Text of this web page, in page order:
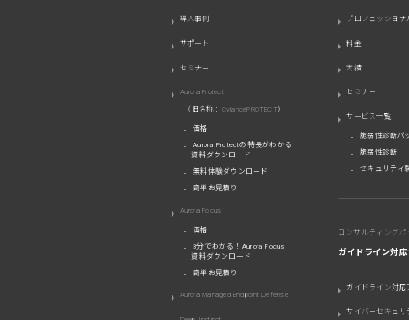
導入事例
サポート
セミナー
Aurora Protect
（旧名称：CylancePROTECT）
価格
Aurora Protectの特長がわかる
資料ダウンロード
無料体験ダウンロード
簡単お見積り
Aurora Focus
価格
3分でわかる！Aurora Focus
資料ダウンロード
簡単お見積り
Aurora Managed Endpoint Defense
プロフェッショナ
料金
実績
セミナー
サービス一覧
脆弱性診断パ
脆弱性診断
セキュリティ
コンサルティングパ
ガイドライン対
ガイドライン対応
サイバーセキュリ